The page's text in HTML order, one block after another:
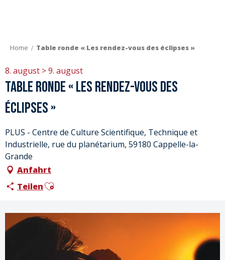
Home Table ronde « Les rendez-vous des éclipses »
8. august > 9. august
Table ronde « Les rendez-vous des
éclipses »
PLUS - Centre de Culture Scientifique, Technique et
Industrielle, rue du planétarium, 59180 Cappelle-la-
Grande
Anfahrt
TeilenAjouter aux favoris